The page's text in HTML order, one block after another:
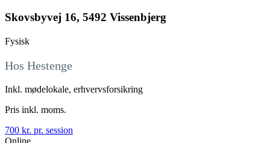
Skovsbyvej 16, 5492 Vissenbjerg
Fysisk
Hos Hestenge
Inkl. mødelokale, erhvervsforsikring
​Pris inkl. moms.
700 kr. pr. session